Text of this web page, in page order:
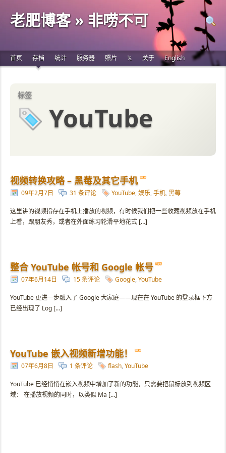
老肥博客 » 非唠不可
首页 存档 统计 服务器 照片 𝕏 关于 English
标签
YouTube
视频转换攻略 – 黑莓及其它手机
09年2月7日 31 条评论 YouTube, 娱乐, 手机, 黑莓
这里讲的视频指存在手机上播放的视频，有时候我们把一些收藏视频放在手机
上看，跟朋友秀，或者在外面练习轮滑平地花式 […]
整合 YouTube 帐号和 Google 帐号
07年6月14日 15 条评论 Google, YouTube
YouTube 更进一步融入了 Google 大家庭——现在在 YouTube 的登录框下方
已经出现了 Log […]
YouTube 嵌入视频新增功能！
07年6月8日 1 条评论 flash, YouTube
YouTube 已经悄悄在嵌入视频中增加了新的功能，只需要把鼠标放到视频区
域： 在播放视频的同时，以类似 Ma […]